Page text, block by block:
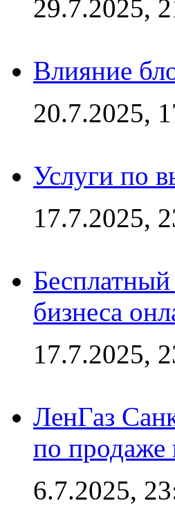
29.7.2025,
Влияние
20.7.2025,
Услуги по
17.7.2025,
бизнеса
17.7.2025,
ЛенГаз
по продаже
6.7.2025,